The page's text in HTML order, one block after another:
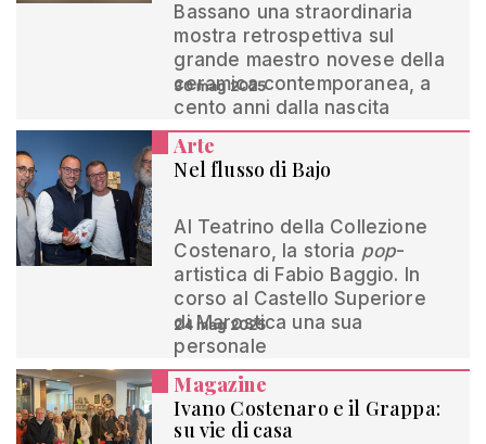
Bassano una straordinaria
mostra retrospettiva sul
grande maestro novese della
ceramica contemporanea, a
cento anni dalla nascita
30 mag 2025
Arte
Nel flusso di Bajo
Al Teatrino della Collezione
Costenaro, la storia pop-
artistica di Fabio Baggio. In
corso al Castello Superiore
di Marostica una sua
personale
24 mag 2025
Magazine
Ivano Costenaro e il Grappa:
su vie di casa